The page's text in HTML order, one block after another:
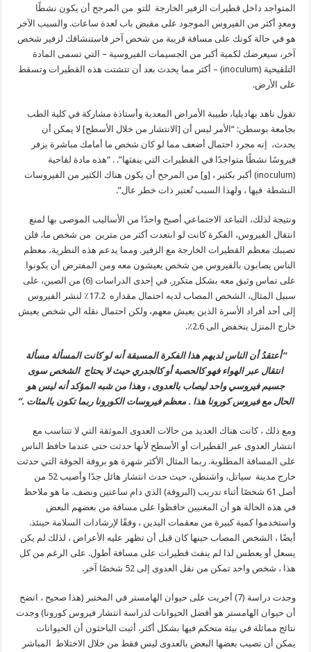
المتواجد داخل قطيرات الزفير الخارجة للتو من المرجح أن يكون نشطًا
ومعدٍ أكثر من الفيروس الموجود على مقبض باب لعدة ساعات. والسبب الآخر
هو في حالة كونك على مسافة قريبة من شخص آخر فاستنشاقك لزفير شخص
آخر، سيعرضك لكمية أكبر من الجسيمات الفيروسية – التي تسمى المادة
التلقيحية (inoculum) – أكثر مما يحدث بعد أن تتشتت هذه القطيرات وتسقط
على الأرض.
تقول ناهد بهاديليا، طبيبة الأمراض المعدية وأستاذة مشاركة في كلية الطب
بجامعة بوسطن: “الأمر ليس أن [الانتشار من خلال الأسطح] لا يمكن أن
يحدث، إنه مجرد احتمال أضعف مما لو كان شخص ما أمامك مباشرة يزفر
فيروسًا نشطًا متواجدًا في القطيرات التي ينفثها”. . “هذه مادة لقاحية
(inoculum) أكبر بكثير ، [و] من المرجح أن يكون هناك الكثير من الفيروسات
النشطة فيها ، ولهذا السبب تُعتبر ذات خطر عال”.
ونتيجة لذلك، التباعد الاجتماعي أصبح واحدًا من الأساليب الموصى بها لمنع
انتقال الفيروس، الفكرة كانت لو ابتعدت أكثر من مترين من شخص ما، فلن
تصيبك معظم القطيرات الخارجة مع الزفير. ومما يدعم هذه النظرية، معظم
الناس يصابون بالفيروس من شخص يعيشون معه ومن المفترض أن يكونوا
على تماس وثيق معه بشكل متكرر. في إحدى الدراسات (6) من الصين، على
سبيل المثال، الشخص المصاب لديه احتمال مقداره 17.2٪ لنشر الفيروس
إلى أحد أفراد الأسرة الذين يعيش معهم، ولكن احتمال نقله الي شخص يعيش
خارج المنزل ينخفض الى 2.6٪.
“أعتقدُ أن الناس لديهم هذا الفكرة المسبقة أنه لو كانت المسألة مسألة
انتقال عبر الهواء فهو كالحصبة أو كالجدري حيث لا يحتاج الشخص سوى
جسيم فيروسي واحد ليصاب بالعدوى ، وهذا من شبه المؤكد أنه ليس هو
الحال مع فيروس كورونا هذا . معظم فيروسات الكورونا ربما تكون بالمئات .”
ومع ذلك ، كانت هناك العديد من حالات العدوى الموثقة التي لا تتناسب مع
انتشار العدوى عبر القطيرات أو الأسطح لأنها حدثت حتى عندما حافظ الناس
على المسافة المطلوبة. ربما المثال الأكثر شهرة هو بروفة الجوقة التي حدثت
خارج مدينة سياتل، واشنطن، حيث حدث انتشار هائل جدًا وأصيب 52 من
أصل 61 شخصًا أثناء تدريب (البروفة) الذي دام ساعتين ونصف. ما هو ملاحظ
في هذه الحالة هو أن المغنيين حافظوا على مسافة من بعضهم البعض
واستخدموا كمية كبيرة من معقمات اليدين ، وفقًا لإرشادات السلامة حينئذ.
أيضًا ، الشخص المصاب حينها كان قبل أن تظهر عليه الأعراض ، لذلك لم يكن
يسعل أو يعطس لذا لم ينفث قطيرات على مسافة أطول. على الرغم من كل
هذا ، شخص واحد تمكن من نقل العدوى إلى 52 شخصًا آخر.
وجدت دراسة (7) أجريت على حيوان الهامستر في المختبر (هذا صحيح ، اتضح
أن حيوان الهامستر هو أفضل الحيوانات لدراسة انتشار فيروس كورونا) وجدت
نتائج مماثلة في بيئة متحكم فيها بشكل أكثر. أثبت الباحثون أن الحيوانات
يمكن أن تصيب بعضها البعض بالعدوى ليس فقط من خلال الاختلاط المباشر